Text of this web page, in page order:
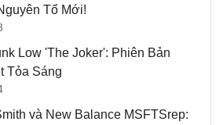
Tố Mới!
Low 'The Joker': Phiên Bản
Tỏa Sáng
và New Balance MSFTSrep: